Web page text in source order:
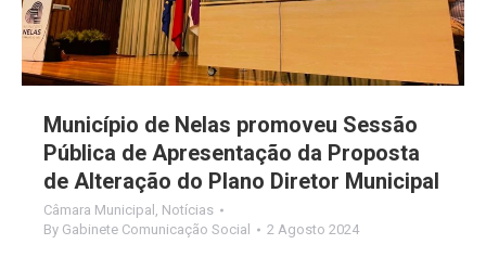
Município de Nelas promoveu Sessão
Pública de Apresentação da Proposta
de Alteração do Plano Diretor Municipal
Câmara Municipal
Notícias
By Gabinete Comunicação Social 2 Agosto 2024